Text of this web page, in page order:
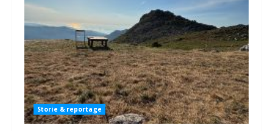
Storie & reportage